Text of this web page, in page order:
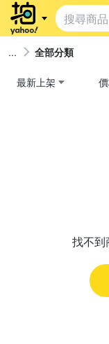
全部分類
最新上架
找不到